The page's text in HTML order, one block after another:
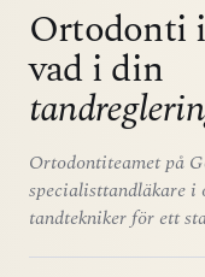
Ortodonti
vad i din
Ortodontiteamet på
specialisttandläkare i
tandtekniker för ett